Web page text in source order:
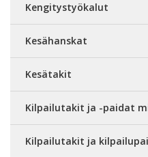
Kengitystyökalut
Kesähanskat
Kesätakit
Kilpailutakit ja -paidat
Kilpailutakit ja